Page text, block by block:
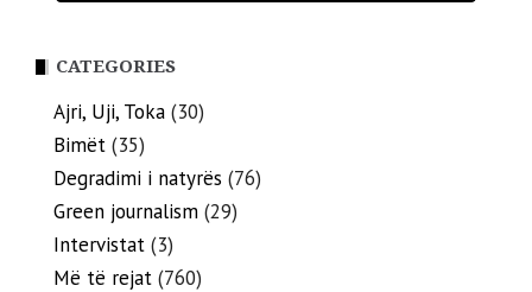
CATEGORIES
Ajri, Uji, Toka (30)
Bimët (35)
Degradimi i natyrës (76)
Green journalism (29)
Intervistat (3)
Më të rejat (760)